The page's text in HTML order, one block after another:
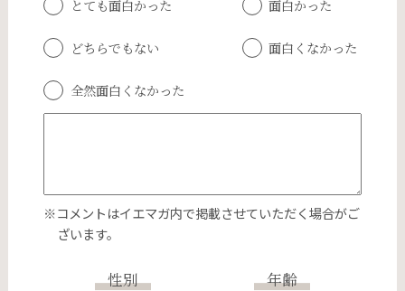
とても面白かった 面白かった
どちらでもない 面白くなかった
全然面白くなかった
※コメントはイエマガ内で掲載させていただく場合がご
ざいます。
性別 年齢